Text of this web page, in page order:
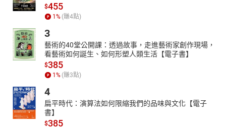
$455
1% (賺4點)
3
藝術的40堂公開課：透過故事，走進藝術家創作現場，
看藝術如何誕生、如何形塑人類生活【電子書】
$385
1% (賺3點)
4
扁平時代：演算法如何限縮我們的品味與文化【電子
書】
$385